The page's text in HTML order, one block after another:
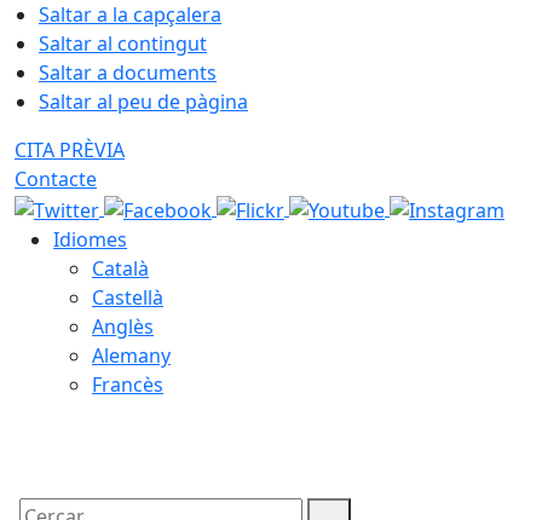
Saltar a la capçalera
Saltar al contingut
Saltar a documents
Saltar al peu de pàgina
CITA PRÈVIA
Contacte
Idiomes
Català
Castellà
Anglès
Alemany
Francès